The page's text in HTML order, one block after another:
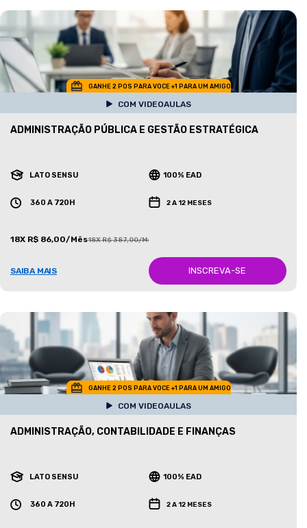
GANHE 2 POS PARA VOCE +1 PARA UM AMIGO
COM VIDEOAULAS
ADMINISTRAÇÃO PÚBLICA E GESTÃO ESTRATÉGICA
LATO SENSU 100% EAD
360 A 720H 2 A 12 MESES
18X R$ 86,00/Mês18X R$ 387,00/Mês
SAIBA MAIS INSCREVA-SE
GANHE 2 POS PARA VOCE +1 PARA UM AMIGO
COM VIDEOAULAS
ADMINISTRAÇÃO, CONTABILIDADE E FINANÇAS
LATO SENSU 100% EAD
360 A 720H 2 A 12 MESES